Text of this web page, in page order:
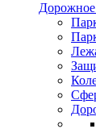
Дорожное